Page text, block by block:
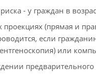
- у граждан в
(прямая и
если
или
предварительного